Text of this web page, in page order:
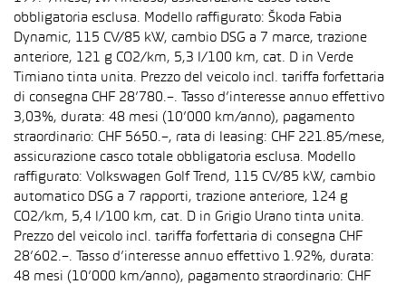
obbligatoria esclusa. Modello raffigurato: Škoda Fabia
Dynamic, 115 CV/85 kW, cambio DSG a 7 marce, trazione
anteriore, 121 g CO2/km, 5,3 l/100 km, cat. D in Verde
Timiano tinta unita. Prezzo del veicolo incl. tariffa forfettaria
di consegna CHF 28’780.–. Tasso d’interesse annuo effettivo
3,03%, durata: 48 mesi (10’000 km/anno), pagamento
straordinario: CHF 5650.–, rata di leasing: CHF 221.85/mese,
assicurazione casco totale obbligatoria esclusa. Modello
raffigurato: Volkswagen Golf Trend, 115 CV/85 kW, cambio
automatico DSG a 7 rapporti, trazione anteriore, 124 g
CO2/km, 5,4 l/100 km, cat. D in Grigio Urano tinta unita.
Prezzo del veicolo incl. tariffa forfettaria di consegna CHF
28’602.–. Tasso d’interesse annuo effettivo 1.92%, durata:
48 mesi (10’000 km/anno), pagamento straordinario: CHF